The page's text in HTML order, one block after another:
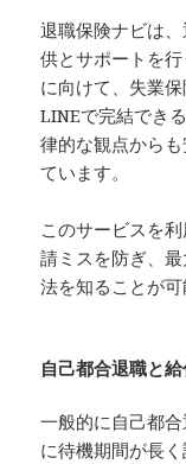
退職保険ナビは
供とサポートを
に向けて、失業
LINEで完結でき
律的な観点から
ています。
このサービスを
請ミスを防ぎ、
法を知ることが可
自己都合退職と
一般的に自己都
に待機期間が長